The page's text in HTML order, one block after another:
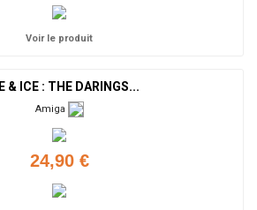
Voir le produit
& ICE : THE DARINGS...
Amiga
24,90 €